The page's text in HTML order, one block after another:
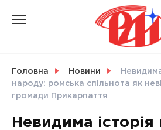
СВІТ
Головна Новини
народу: ромська спільнота як
громади Прикарпаття
Невидима